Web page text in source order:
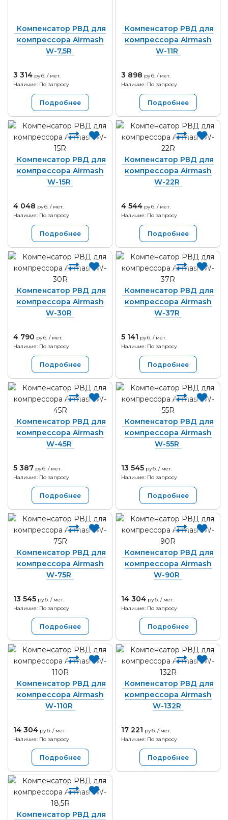
Компенсатор РВД для
компрессора Airmash
W-7,5R
3 314 руб. / мет.
Наличие: По запросу
Подробнее
Компенсатор РВД для
компрессора Airmash
W-11R
3 898 руб. / мет.
Наличие: По запросу
Подробнее
Компенсатор РВД для
компрессора Airmash
W-15R
4 048 руб. / мет.
Наличие: По запросу
Подробнее
Компенсатор РВД для
компрессора Airmash
W-22R
4 544 руб. / мет.
Наличие: По запросу
Подробнее
Компенсатор РВД для
компрессора Airmash
W-30R
4 790 руб. / мет.
Наличие: По запросу
Подробнее
Компенсатор РВД для
компрессора Airmash
W-37R
5 141 руб. / мет.
Наличие: По запросу
Подробнее
Компенсатор РВД для
компрессора Airmash
W-45R
5 387 руб. / мет.
Наличие: По запросу
Подробнее
Компенсатор РВД для
компрессора Airmash
W-55R
13 545 руб. / мет.
Наличие: По запросу
Подробнее
Компенсатор РВД для
компрессора Airmash
W-75R
13 545 руб. / мет.
Наличие: По запросу
Подробнее
Компенсатор РВД для
компрессора Airmash
W-90R
14 304 руб. / мет.
Наличие: По запросу
Подробнее
Компенсатор РВД для
компрессора Airmash
W-110R
14 304 руб. / мет.
Наличие: По запросу
Подробнее
Компенсатор РВД для
компрессора Airmash
W-132R
17 221 руб. / мет.
Наличие: По запросу
Подробнее
Компенсатор РВД для